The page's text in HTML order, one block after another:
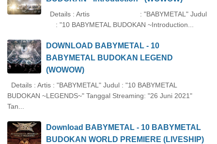
Details : Artis : "BABYMETAL" Judul
: "10 BABYMETAL BUDOKAN ~Introduction...
DOWNLOAD BABYMETAL - 10
BABYMETAL BUDOKAN LEGEND
(WOWOW)
Details : Artis : "BABYMETAL" Judul : "10 BABYMETAL
BUDOKAN ~LEGENDS~" Tanggal Streaming: "26 Juni 2021"
Tan...
Download BABYMETAL - 10 BABYMETAL
BUDOKAN WORLD PREMIERE (LIVESHIP)